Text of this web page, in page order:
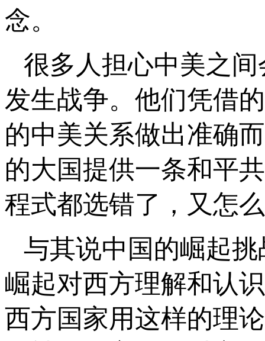
念。
很多人担心中美之
发生战争。他们凭借
的中美关系做出准确
的大国提供一条和平
程式都选错了，又怎
与其说中国的崛起
崛起对西方理解和认
西方国家用这样的理